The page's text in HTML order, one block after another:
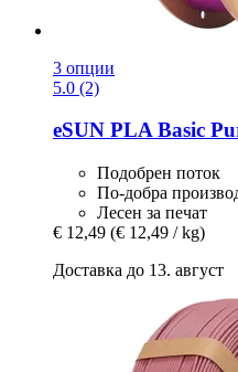
3 опции
5.0 (2)
eSUN PLA Basic
Подобрен поток
По-добра
Лесен за печат
€ 12,49 (€ 12,49 / kg)
Доставка до 13. август